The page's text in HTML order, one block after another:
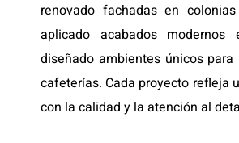
renovado fachadas en colonias
aplicado acabados
diseñado ambientes únicos para
cafeterías. Cada proyecto refleja
con la calidad y la atención al